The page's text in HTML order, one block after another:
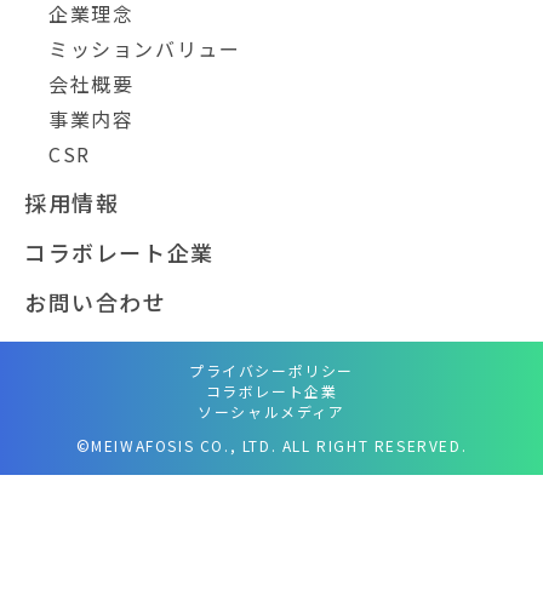
企業理念
ミッションバリュー
会社概要
事業内容
CSR
採用情報
コラボレート企業
お問い合わせ
プライバシーポリシー
コラボレート企業
ソーシャルメディア
©MEIWAFOSIS CO., LTD. ALL RIGHT RESERVED.